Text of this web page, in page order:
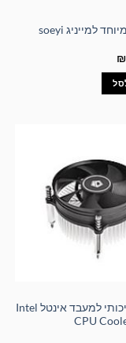
ספק כוח מיוחד למייניג soeyi
₪
מאוורר איכותי למעבד אינטל Intel
CPU